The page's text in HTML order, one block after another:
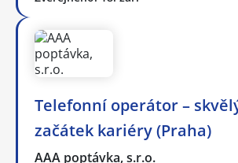
Telefonní operátor –
začátek kariéry (Praha)
AAA poptávka, s.r.o.